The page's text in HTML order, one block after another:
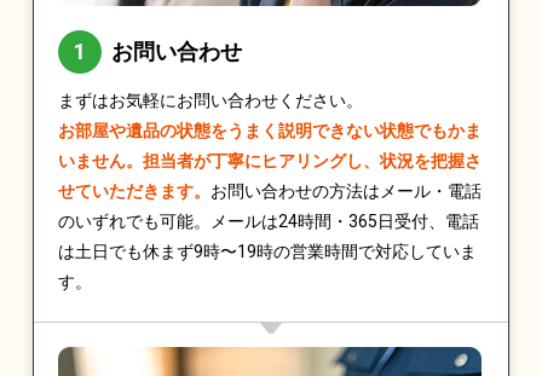
お問い合わせ
まずはお気軽にお問い合わせください。
お部屋や遺品の状態をうまく説明できない状態でもかま
いません。担当者が丁寧にヒアリングし、状況を把握さ
せていただきます。 お問い合わせの方法はメール・電話
のいずれでも可能。メールは24時間・365日受付、電話
は土日でも休まず9時〜19時の営業時間で対応していま
す。